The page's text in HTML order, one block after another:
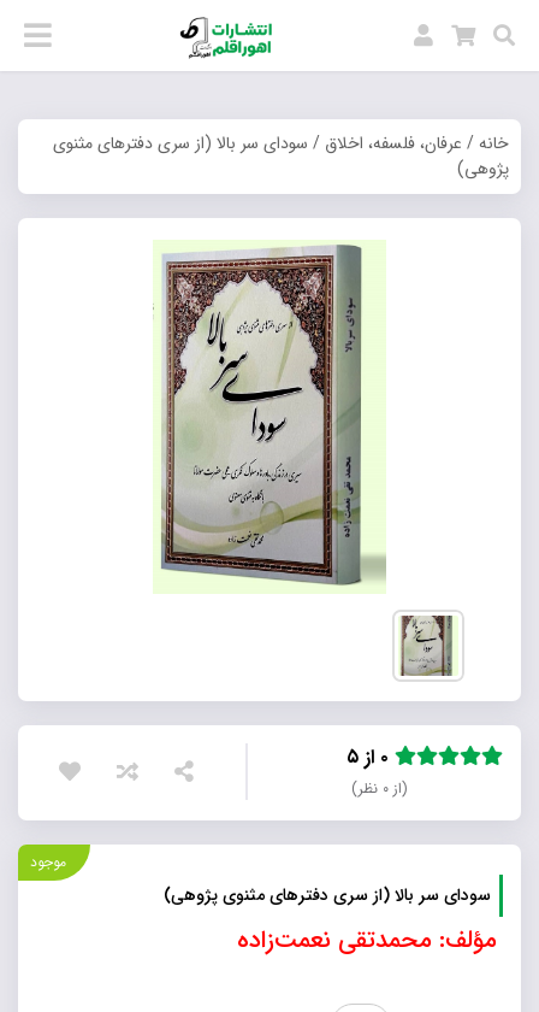
خانه/ عرفان، فلسفه، اخلاق / سودای سر بالا (از سری دفترهای مثنوی
پژوهی)
(از ۰ نظر)
موجود
سودای سر بالا (از سری دفترهای مثنوی پژوهی)
مؤلف: محمدتقی نعمت‌زاده